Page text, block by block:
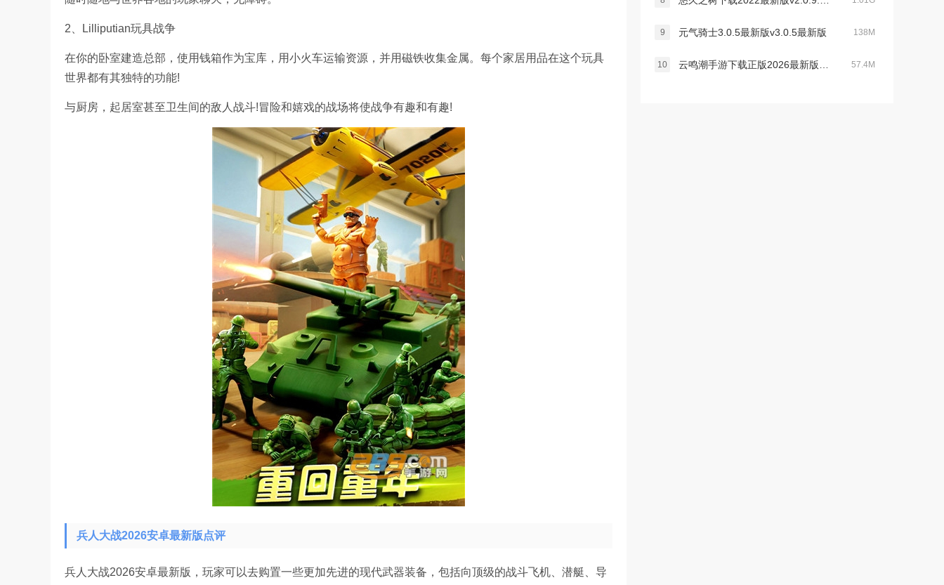
2、Lilliputian玩具战争
在你的卧室建造总部，使用钱箱作为宝库，用小火车运输资源，并用磁铁收集金属。每个家居用品在这个玩具
世界都有其独特的功能!
与厨房，起居室甚至卫生间的敌人战斗!冒险和嬉戏的战场将使战争有趣和有趣!
兵人大战2026安卓最新版点评
兵人大战2026安卓最新版，玩家可以去购置一些更加先进的现代武器装备，包括向顶级的战斗飞机、潜艇、导
9 元气骑士3.0.5最新版v3.0.5最新版 138M
10 57.4M